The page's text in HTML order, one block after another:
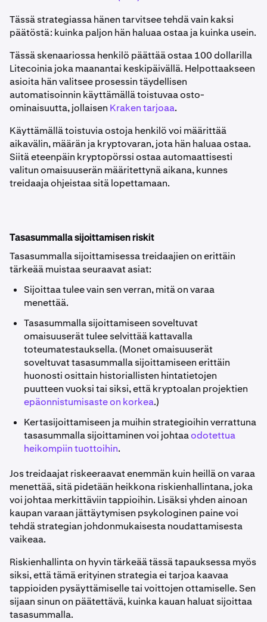
Tässä strategiassa hänen tarvitsee tehdä vain kaksi
päätöstä: kuinka paljon hän haluaa ostaa ja kuinka usein.
Tässä skenaariossa henkilö päättää ostaa 100 dollarilla
Litecoinia joka maanantai keskipäivällä. Helpottaakseen
asioita hän valitsee prosessin täydellisen
automatisoinnin käyttämällä toistuvaa osto-
ominaisuutta, jollaisen Kraken tarjoaa.
Käyttämällä toistuvia ostoja henkilö voi määrittää
aikavälin, määrän ja kryptovaran, jota hän haluaa ostaa.
Siitä eteenpäin kryptopörssi ostaa automaattisesti
valitun omaisuuserän määritettynä aikana, kunnes
treidaaja ohjeistaa sitä lopettamaan.
Tasasummalla sijoittamisen riskit
Tasasummalla sijoittamisessa treidaajien on erittäin
tärkeää muistaa seuraavat asiat:
Sijoittaa tulee vain sen verran, mitä on varaa
menettää.
Tasasummalla sijoittamiseen soveltuvat
omaisuuserät tulee selvittää kattavalla
toteumatestauksella. (Monet omaisuuserät
soveltuvat tasasummalla sijoittamiseen erittäin
huonosti osittain historiallisten hintatietojen
puutteen vuoksi tai siksi, että kryptoalan projektien
epäonnistumisaste on korkea.)
Kertasijoittamiseen ja muihin strategioihin verrattuna
tasasummalla sijoittaminen voi johtaaodotettua
heikompiin tuottoihin.
Jos treidaajat riskeeraavat enemmän kuin heillä on varaa
menettää, sitä pidetään heikkona riskienhallintana, joka
voi johtaa merkittäviin tappioihin. Lisäksi yhden ainoan
kaupan varaan jättäytymisen psykologinen paine voi
tehdä strategian johdonmukaisesta noudattamisesta
vaikeaa.
Riskienhallinta on hyvin tärkeää tässä tapauksessa myös
siksi, että tämä erityinen strategia ei tarjoa kaavaa
tappioiden pysäyttämiselle tai voittojen ottamiselle. Sen
sijaan sinun on päätettävä, kuinka kauan haluat sijoittaa
tasasummalla.